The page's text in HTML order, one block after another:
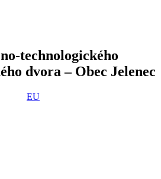
technologického
dvora – Obec Jelenec